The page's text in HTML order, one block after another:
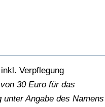
Verpflegung
30 Euro für das
Angabe des